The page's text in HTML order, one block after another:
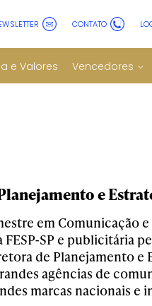
CONTATO
e Valores Vencedores
e
em Comunicação
SP e publicitária
de Planejamento e
agências de
marcas nacionais e